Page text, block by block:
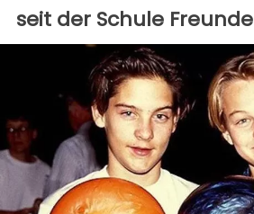
seit der Schule Freunde